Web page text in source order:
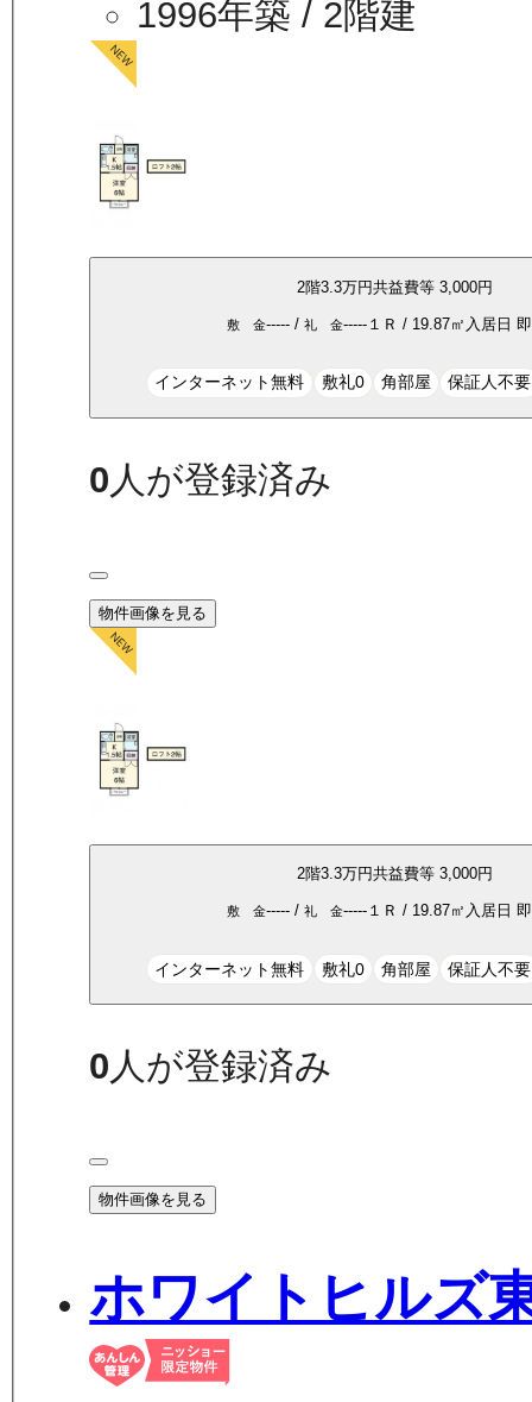
1996年築 / 2階建
2階3.3万円共益費等 3,000円
敷 金-----/ 礼 金-----１Ｒ / 19.87㎡ 入居日
インターネット無料 敷礼0 角部屋 保証人不要
0 人が登録済み
物件画像を見る
2階3.3万円共益費等 3,000円
敷 金-----/ 礼 金-----１Ｒ / 19.87㎡ 入居日
インターネット無料 敷礼0 角部屋 保証人不要
0 人が登録済み
物件画像を見る
ホワイトヒルズ